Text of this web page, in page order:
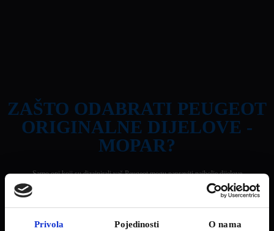
Privola Pojedinosti O nama
ZAŠTO ODABRATI PEUGEOT
ORIGINALNE DIJELOVE -
MOPAR?
Samo oni koji su dizajnirali vaš Peugeot mogu napraviti najbolje dijelove